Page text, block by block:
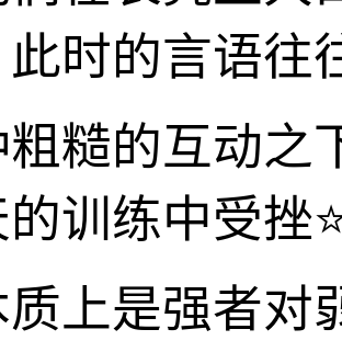
时的言语往
糙的互动之
训练中受挫
上是强者对